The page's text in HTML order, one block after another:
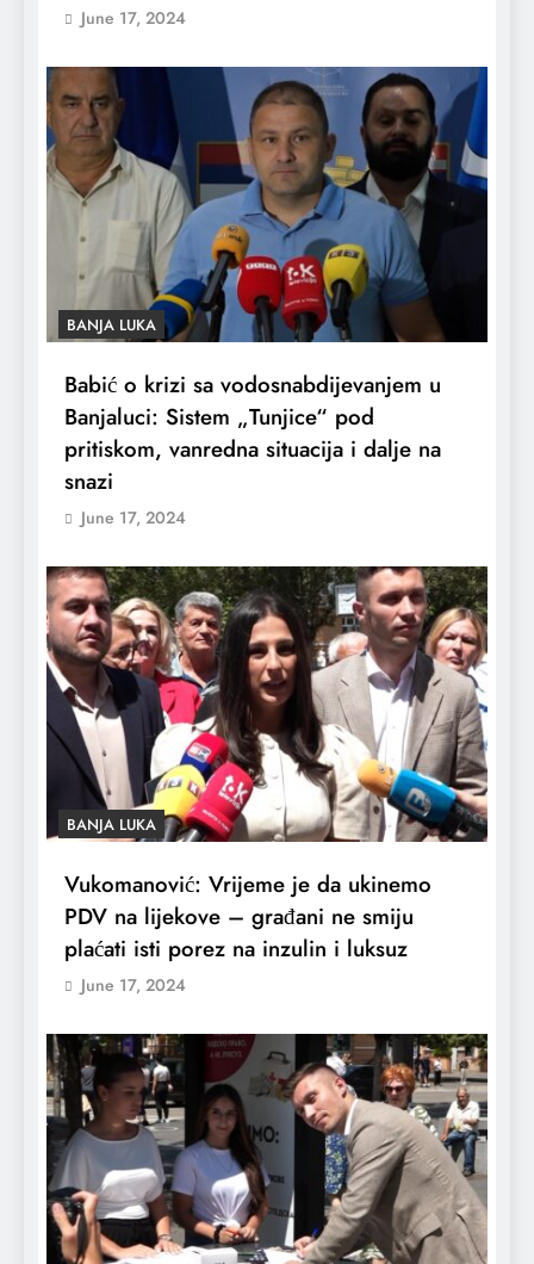
June 17, 2024
BANJA LUKA
Babić o krizi sa vodosnabdijevanjem u
Banjaluci: Sistem „Tunjice“ pod
pritiskom, vanredna situacija i dalje na
snazi
June 17, 2024
BANJA LUKA
Vukomanović: Vrijeme je da ukinemo
PDV na lijekove – građani ne smiju
plaćati isti porez na inzulin i luksuz
June 17, 2024